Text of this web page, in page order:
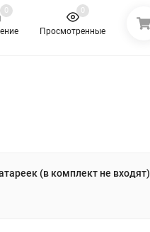
0
Просмотренные
0
(в комплект не входят)